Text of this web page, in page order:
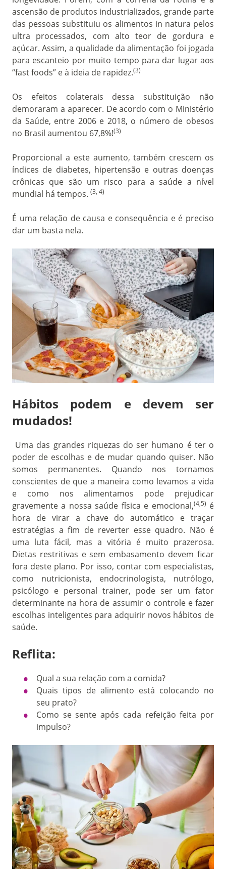
ascensão de produtos industrializados, grande parte
das pessoas substituiu os alimentos in natura pelos
ultra processados, com alto teor de gordura e
açúcar. Assim, a qualidade da alimentação foi jogada
para escanteio por muito tempo para dar lugar aos
“fast foods” e à ideia de rapidez.(3)
Os efeitos colaterais dessa substituição não
demoraram a aparecer. De acordo com o Ministério
da Saúde, entre 2006 e 2018, o número de obesos
no Brasil aumentou 67,8%!(3)
Proporcional a este aumento, também crescem os
índices de diabetes, hipertensão e outras doenças
crônicas que são um risco para a saúde a nível
mundial há tempos. (3, 4)
É uma relação de causa e consequência e é preciso
dar um basta nela.
Hábitos podem e devem ser
mudados!
Uma das grandes riquezas do ser humano é ter o
poder de escolhas e de mudar quando quiser. Não
somos permanentes. Quando nos tornamos
conscientes de que a maneira como levamos a vida
e como nos alimentamos pode prejudicar
gravemente a nossa saúde física e emocional,(4,5) é
hora de virar a chave do automático e traçar
estratégias a fim de reverter esse quadro. Não é
uma luta fácil, mas a vitória é muito prazerosa.
Dietas restritivas e sem embasamento devem ficar
fora deste plano. Por isso, contar com especialistas,
como nutricionista, endocrinologista, nutrólogo,
psicólogo e personal trainer, pode ser um fator
determinante na hora de assumir o controle e fazer
escolhas inteligentes para adquirir novos hábitos de
saúde.
Reflita:
Qual a sua relação com a comida?
Quais tipos de alimento está colocando no
seu prato?
Como se sente após cada refeição feita por
impulso?